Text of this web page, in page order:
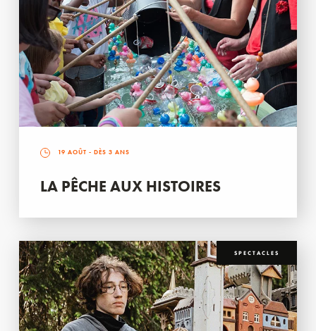
19 AOÛT - DÈS 3 ANS
LA PÊCHE AUX HISTOIRES
SPECTACLES